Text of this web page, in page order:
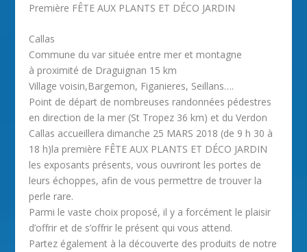
Première FÊTE AUX PLANTS ET DÉCO JARDIN
Callas
Commune du var située entre mer et montagne
à proximité de Draguignan 15 km
Village voisin,Bargemon, Figanieres, Seillans….
Point de départ de nombreuses randonnées pédestres
en direction de la mer (St Tropez 36 km) et du Verdon
Callas accueillera dimanche 25 MARS 2018 (de 9 h 30 à
18 h)la première FÊTE AUX PLANTS ET DÉCO JARDIN
les exposants présents, vous ouvriront les portes de
leurs échoppes, afin de vous permettre de trouver la
perle rare.
Parmi le vaste choix proposé, il y a forcément le plaisir
d’offrir et de s’offrir le présent qui vous attend.
Partez également à la découverte des produits de notre